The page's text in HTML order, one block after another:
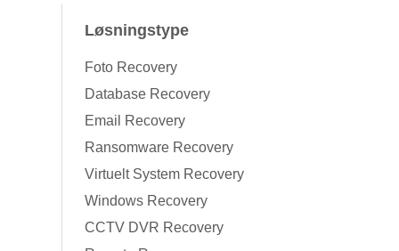
Løsningstype
Foto Recovery
Database Recovery
Email Recovery
Ransomware Recovery
Virtuelt System Recovery
Windows Recovery
CCTV DVR Recovery